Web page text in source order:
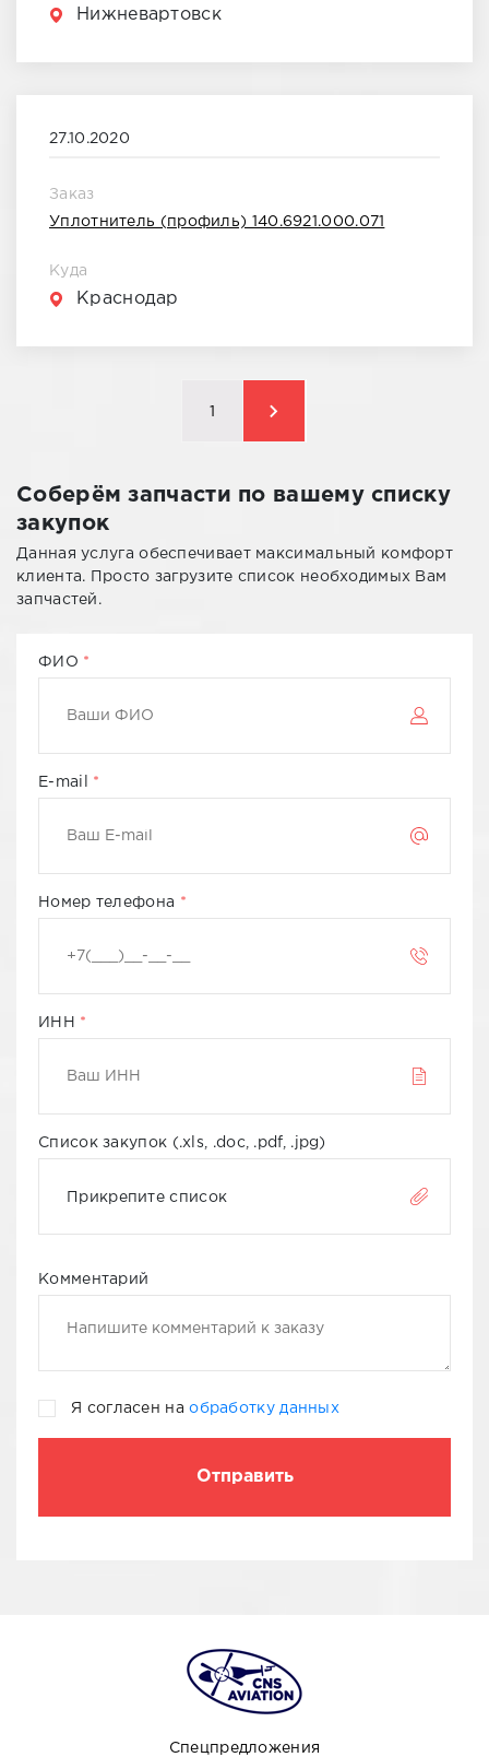
Нижневартовск
27.10.2020
Заказ
Уплотнитель (профиль) 140.6921.000.071
Куда
Краснодар
1
Соберём запчасти по вашему списку
закупок
Данная услуга обеспечивает максимальный комфорт
клиента. Просто загрузите список необходимых Вам
запчастей.
ФИО
E-mail
Номер телефона
ИНН
Список закупок (.xls, .doc, .pdf, .jpg)
Прикрепите список
Комментарий
Я согласен наобработку данных
Спецпредложения